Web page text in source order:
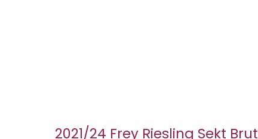
2021/24 Frey Riesling Sekt Brut